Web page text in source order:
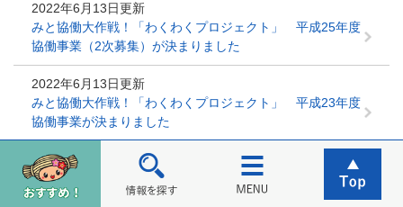
2022年6月13日更新
みと協働大作戦！「わくわくプロジェクト」 平成25年度
協働事業（2次募集）が決まりました
2022年6月13日更新
みと協働大作戦！「わくわくプロジェクト」 平成23年度
協働事業が決まりました
2022年6月13日更新
みと協働大作戦！「わくわくプロジェクト」 平成22年度
協働事業が決まりました